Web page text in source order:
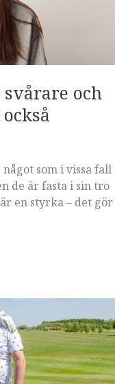
och
som i vissa fall
de är fasta i sin tro
en styrka – det gör